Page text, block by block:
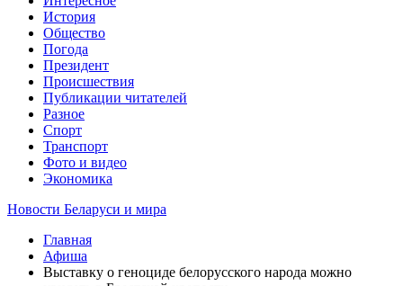
История
Общество
Погода
Президент
Происшествия
Публикации читателей
Разное
Спорт
Транспорт
Фото и видео
Экономика
Новости Беларуси и мира
Главная
Афиша
Выставку о геноциде белорусского народа можно